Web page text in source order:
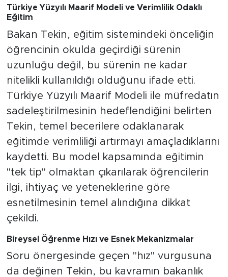
Türkiye Yüzyılı Maarif Modeli ve Verimlilik Odaklı
Eğitim
Bakan Tekin, eğitim sistemindeki önceliğin
öğrencinin okulda geçirdiği sürenin
uzunluğu değil, bu sürenin ne kadar
nitelikli kullanıldığı olduğunu ifade etti.
Türkiye Yüzyılı Maarif Modeli ile müfredatın
sadeleştirilmesinin hedeflendiğini belirten
Tekin, temel becerilere odaklanarak
eğitimde verimliliği artırmayı amaçladıklarını
kaydetti. Bu model kapsamında eğitimin
"tek tip" olmaktan çıkarılarak öğrencilerin
ilgi, ihtiyaç ve yeteneklerine göre
esnetilmesinin temel alındığına dikkat
Bireysel Öğrenme Hızı ve Esnek Mekanizmalar
Soru önergesinde geçen "hız" vurgusuna